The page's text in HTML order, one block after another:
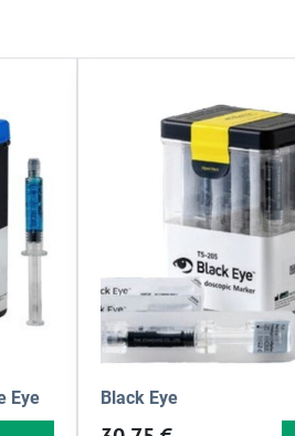
Eye Black Eye